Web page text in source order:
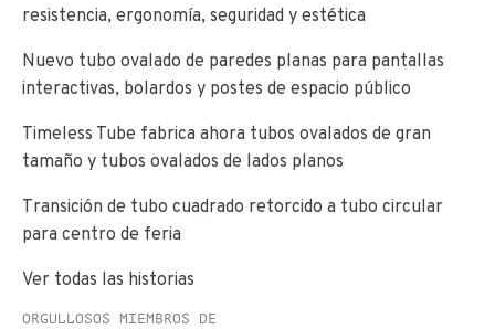
resistencia, ergonomía, seguridad y estética
Nuevo tubo ovalado de paredes planas para pantallas
interactivas, bolardos y postes de espacio público
Timeless Tube fabrica ahora tubos ovalados de gran
tamaño y tubos ovalados de lados planos
Transición de tubo cuadrado retorcido a tubo circular
para centro de feria
Ver todas las historias
ORGULLOSOS MIEMBROS DE